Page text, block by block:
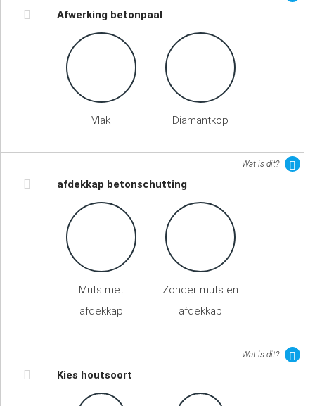
Afwerking betonpaal
Vlak Diamantkop
Wat is dit?
afdekkap betonschutting
Muts met
afdekkap
Zonder muts en
afdekkap
Wat is dit?
Kies houtsoort